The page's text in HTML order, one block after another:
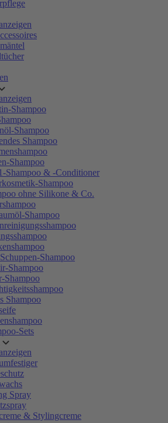
Shampoo
Shampoo
Shampoo
Shampoo
Shampoo & -Conditioner
Shampoo
ohne Silikone & Co.
Shampoo
Shampoo
Shampoo
Shampoo
Shampoo
Sets
Spray
& Stylingcreme